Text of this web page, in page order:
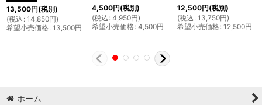
13,500円(税別)
(税込 : 14,850円)
希望小売価格: 13,500円
4,500円(税別)
(税込 : 4,950円)
希望小売価格: 4,500円
12,500円(税別)
(税込 : 13,750円)
希望小売価格: 12,500円
ホーム